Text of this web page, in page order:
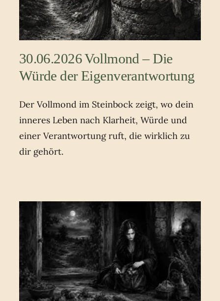
30.06.2026 Vollmond – Die
Würde der Eigenverantwortung
Der Vollmond im Steinbock zeigt, wo dein
inneres Leben nach Klarheit, Würde und
einer Verantwortung ruft, die wirklich zu
dir gehört.